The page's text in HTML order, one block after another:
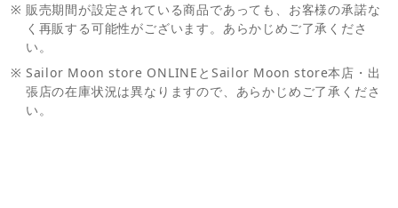
※ 販売期間が設定されている商品であっても、お客様の承諾な
く再販する可能性がございます。あらかじめご了承くださ
い。
※ Sailor Moon store ONLINEとSailor Moon store本店・出
張店の在庫状況は異なりますので、あらかじめご了承くださ
い。